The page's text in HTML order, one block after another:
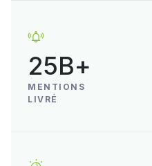
25B+
MENTIONS
LIVRÉ